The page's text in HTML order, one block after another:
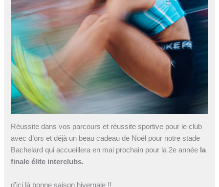
Réussite dans vos parcours et réussite sportive pour le club
avec d’ors et déjà un beau cadeau de Noël pour notre stade
Bachelard qui accueillera en mai prochain pour la 2e année la
finale élite interclubs.
d’ici là bonne saison hivernale !!